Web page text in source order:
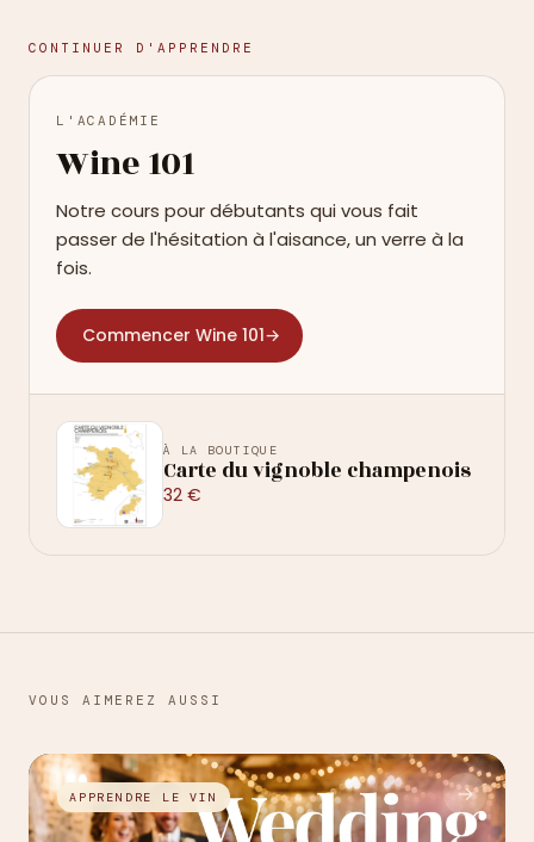
CONTINUER D'APPRENDRE
L'ACADÉMIE
Wine 101
Notre cours pour débutants qui vous fait
passer de l'hésitation à l'aisance, un verre à la
fois.
Commencer Wine 101→
À LA BOUTIQUE
Carte du vignoble champenois
32 €
VOUS AIMEREZ AUSSI
APPRENDRE LE VIN →